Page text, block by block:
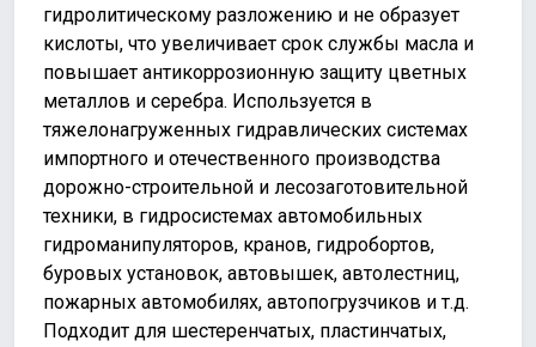
гидролитическому разложению и не образует
кислоты, что увеличивает срок службы масла и
повышает антикоррозионную защиту цветных
металлов и серебра. Используется в
тяжелонагруженных гидравлических системах
импортного и отечественного производства
дорожно-строительной и лесозаготовительной
техники, в гидросистемах автомобильных
гидроманипуляторов, кранов, гидробортов,
буровых установок, автовышек, автолестниц,
пожарных автомобилях, автопогрузчиков и т.д.
Подходит для шестеренчатых, пластинчатых,